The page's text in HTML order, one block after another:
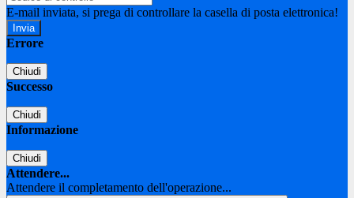
E-mail inviata, si prega di controllare la casella di posta elettronica!
Errore
Chiudi
Successo
Chiudi
Informazione
Chiudi
Attendere...
Attendere il completamento dell'operazione...